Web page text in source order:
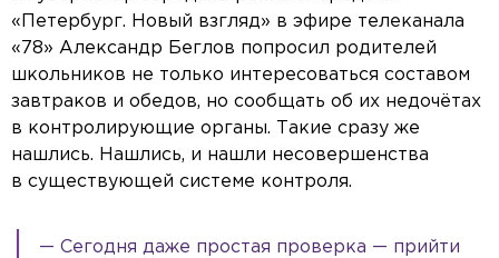
«Петербург. Новый взгляд» в эфире телеканала
«78» Александр Беглов попросил родителей
школьников не только интересоваться составом
завтраков и обедов, но сообщать об их недочётах
в контролирующие органы. Такие сразу же
нашлись. Нашлись, и нашли несовершенства
в существующей системе контроля.
— Сегодня даже простая проверка — прийти